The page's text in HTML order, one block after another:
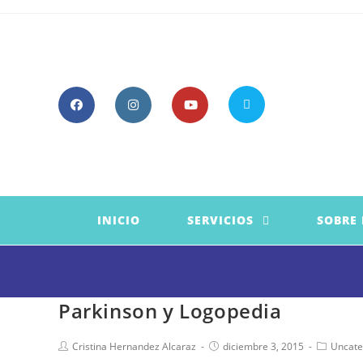
INICIO SERVICIOS SOBRE
Parkinson y Logopedia
AutorCristina Hernandez Alcaraz
Publicación
diciembre 3, 2015